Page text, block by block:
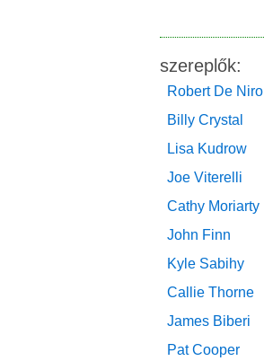
szereplők:
Robert De Niro
Billy Crystal
Lisa Kudrow
Joe Viterelli
Cathy Moriarty
John Finn
Kyle Sabihy
Callie Thorne
James Biberi
Pat Cooper